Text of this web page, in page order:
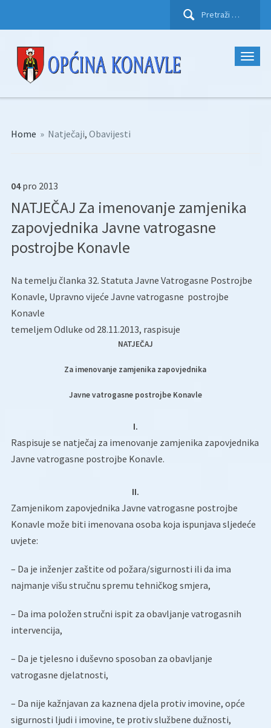
Pretraži:
Home » Natječaji, Obavijesti
04 pro 2013
NATJEČAJ Za imenovanje zamjenika
zapovjednika Javne vatrogasne
postrojbe Konavle
Na temelju članka 32. Statuta Javne Vatrogasne Postrojbe
Konavle, Upravno vijeće Javne vatrogasne postrojbe
Konavle
temeljem Odluke od 28.11.2013, raspisuje
NATJEČAJ
Za imenovanje zamjenika zapovjednika
Javne vatrogasne postrojbe Konavle
I.
Raspisuje se natječaj za imenovanje zamjenika zapovjednika
Javne vatrogasne postrojbe Konavle.
II.
Zamjenikom zapovjednika Javne vatrogasne postrojbe
Konavle može biti imenovana osoba koja ispunjava sljedeće
uvjete:
– Da je inženjer zaštite od požara/sigurnosti ili da ima
najmanje višu stručnu spremu tehničkog smjera,
– Da ima položen stručni ispit za obavljanje vatrogasnih
intervencija,
– Da je tjelesno i duševno sposoban za obavljanje
vatrogasne djelatnosti,
– Da nije kažnjavan za kaznena djela protiv imovine, opće
sigurnosti ljudi i imovine, te protiv službene dužnosti,